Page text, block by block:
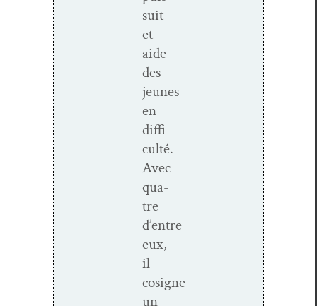
suit
et
aide
des
jeunes
en
dif­fi­
culté.
Avec
qua­
tre
d’entre
eux,
il
cosigne
un